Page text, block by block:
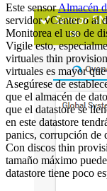
Este sensorAlmacén
servidor vCenter o al
Monitorea el uso de
Vigile esto,
virtuales thin
virtuales es mayor
Asegúrese de
que el almacén de
que el datastore se
en este datastore
panics, corrupción de
Con discos thin
tamaño máximo
datastore tiene poco